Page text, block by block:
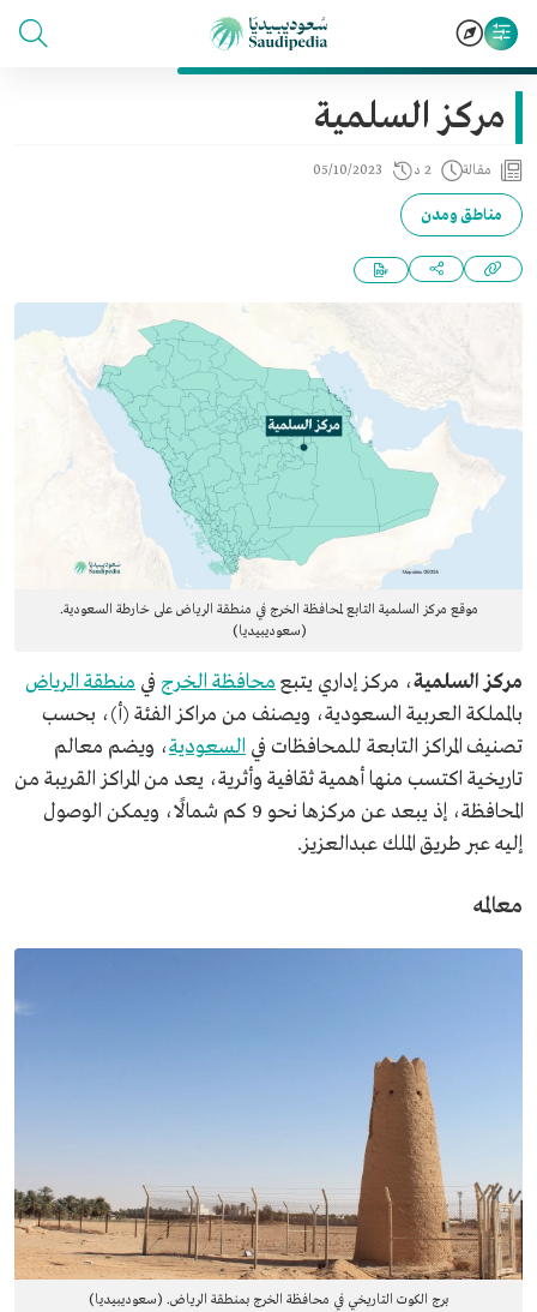
مركز السلمية
مقالة 2 د 05/10/2023
مناطق ومدن
موقع مركز السلمية التابع لمحافظة الخرج في منطقة الرياض على خارطة السعودية.
(سعوديبيديا)
مركز السلمية، مركز إداري يتبع محافظة الخرج في منطقة الرياض
بالمملكة العربية السعودية، ويصنف من مراكز الفئة (أ)، بحسب
تصنيف المراكز التابعة للمحافظات في السعودية، ويضم معالم
تاريخية اكتسب منها أهمية ثقافية وأثرية، يعد من المراكز القريبة من
المحافظة، إذ يبعد عن مركزها نحو 9 كم شمالًا، ويمكن الوصول
إليه عبر طريق الملك عبدالعزيز.
معالمه
برج الكوت التاريخي في محافظة الخرج بمنطقة الرياض. (سعوديبيديا)